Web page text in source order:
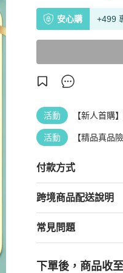
安心購 +499
活動 【新人首購
活動 【精品真品
付款方式
跨境商品配送說明
常見問題
下單後，商品收